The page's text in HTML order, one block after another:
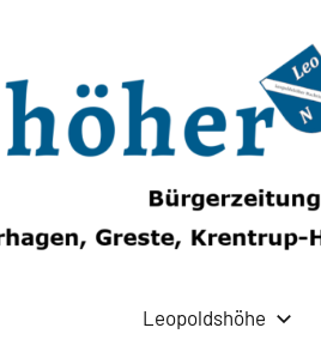
Leopoldshöhe